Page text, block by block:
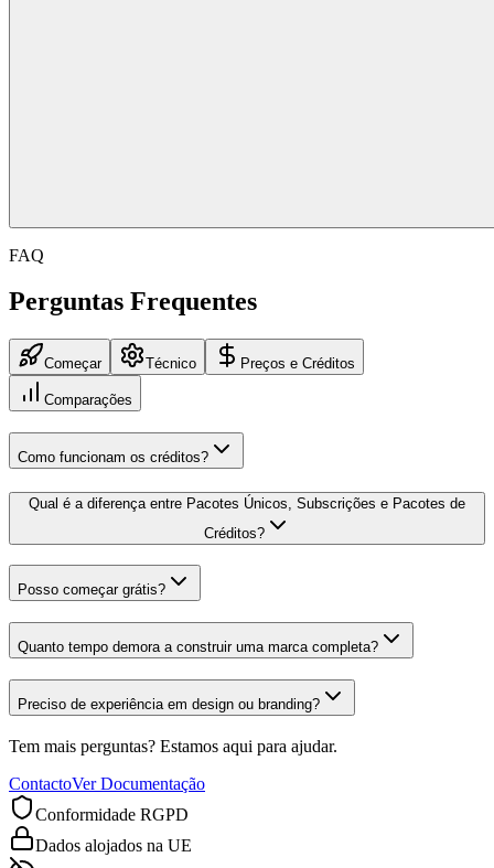
FAQ
Perguntas Frequentes
Começar Técnico Preços e Créditos
Comparações
Como funcionam os créditos?
Qual é a diferença entre Pacotes Únicos, Subscrições e Pacotes de
Créditos?
Posso começar grátis?
Quanto tempo demora a construir uma marca completa?
Preciso de experiência em design ou branding?
Tem mais perguntas? Estamos aqui para ajudar.
ContactoVer Documentação
Conformidade RGPD
Dados alojados na UE